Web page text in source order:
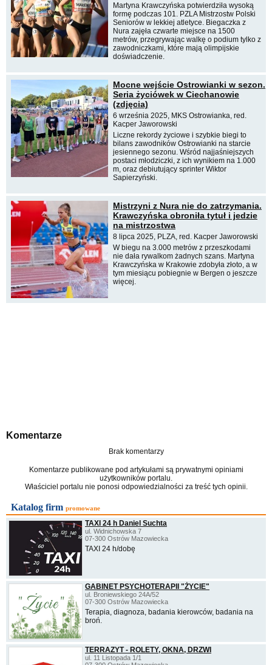
Martyna Krawczyńska potwierdziła wysoką
formę podczas 101. PZLA Mistrzostw Polski
Seniorów w lekkiej atletyce. Biegaczka z
Nura zajęła czwarte miejsce na 1500
metrów, przegrywając walkę o podium tylko z
zawodniczkami, które mają olimpijskie
doświadczenie.
Mocne wejście Ostrowianki w sezon.
Seria życiówek w Ciechanowie
(zdjęcia)
6 września 2025, MKS Ostrowianka, red.
Kacper Jaworowski
Liczne rekordy życiowe i szybkie biegi to
bilans zawodników Ostrowianki na starcie
jesiennego sezonu. Wśród najjaśniejszych
postaci młodziczki, z ich wynikiem na 1.000
m, oraz debiutujący sprinter Wiktor
Sapierzyński.
Mistrzyni z Nura nie do zatrzymania.
Krawczyńska obroniła tytuł i jedzie
na mistrzostwa
8 lipca 2025, PLZA, red. Kacper Jaworowski
W biegu na 3.000 metrów z przeszkodami
nie dała rywalkom żadnych szans. Martyna
Krawczyńska w Krakowie zdobyła złoto, a w
tym miesiącu pobiegnie w Bergen o jeszcze
więcej.
Komentarze
Brak komentarzy
Komentarze publikowane pod artykułami są prywatnymi opiniami
użytkowników portalu.
Właściciel portalu nie ponosi odpowiedzialności za treść tych opinii.
Katalog firm promowane
TAXI 24 h Daniel Suchta
ul. Widnichowska 7
07-300 Ostrów Mazowiecka
TAXI 24 h/dobę
GABINET PSYCHOTERAPII "ŻYCIE"
ul. Broniewskiego 24A/52
07-300 Ostrów Mazowiecka
Terapia, diagnoza, badania kierowców, badania na
broń.
TERRAZYT - ROLETY, OKNA, DRZWI
ul. 11 Listopada 1/1